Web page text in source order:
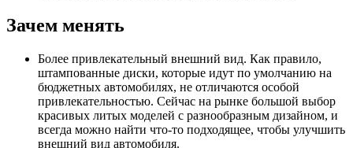
Зачем менять
Более привлекательный внешний вид. Как правило,
штампованные диски, которые идут по умолчанию на
бюджетных автомобилях, не отличаются особой
привлекательностью. Сейчас на рынке большой выбор
красивых литых моделей с разнообразным дизайном, и
всегда можно найти что-то подходящее, чтобы улучшить
внешний вид автомобиля.